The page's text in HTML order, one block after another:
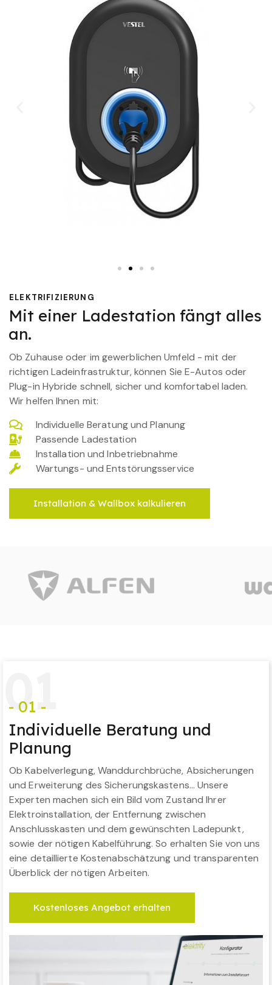
ELEKTRIFIZIERUNG
Mit einer Ladestation fängt alles
an.
Ob Zuhause oder im gewerblichen Umfeld - mit der
richtigen Ladeinfrastruktur, können Sie E-Autos oder
Plug-in Hybride schnell, sicher und komfortabel laden.
Wir helfen Ihnen mit:
Individuelle Beratung und Planung
Passende Ladestation
Installation und Inbetriebnahme
Wartungs- und Entstörungsservice
Installation & Wallbox kalkulieren
01
- 01 -
Individuelle Beratung und
Planung
Ob Kabelverlegung, Wanddurchbrüche, Absicherungen
und Erweiterung des Sicherungskastens… Unsere
Experten machen sich ein Bild vom Zustand Ihrer
Elektroinstallation, der Entfernung zwischen
Anschlusskasten und dem gewünschten Ladepunkt,
sowie der nötigen Kabelführung. So erhalten Sie von uns
eine detaillierte Kostenabschätzung und transparenten
Überblick der nötigen Arbeiten.
Kostenloses Angebot erhalten